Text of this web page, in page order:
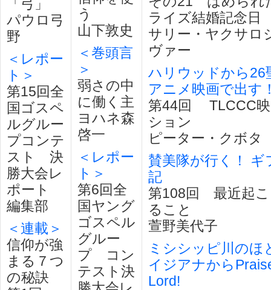
「弓」
パウロ弓
野
＜レポー
ト＞
第15回全
国ゴスペ
ルグルー
プコンテ
スト 決
勝大会レ
ポート
編集部
＜連載＞
信仰が強
まる７つ
の秘訣
う
山下敦史
＜巻頭言
＞
弱さの中
に働く主
ヨハネ森
啓一
＜レポー
ト＞
第6回全
国ヤング
ゴスペル
グルー
プ コン
テスト決
ライズ結婚記念日
サリー・ヤクサロ
ヴァー
ハリウッドから26
アニメ映画で出す
第44回 TLCCC
ション
ピーター・クボタ
賛美隊が行く！ ギ
記
第108回 最近起
ること
萱野美代子
ミシシッピ川のほ
イジアナから
Lord!